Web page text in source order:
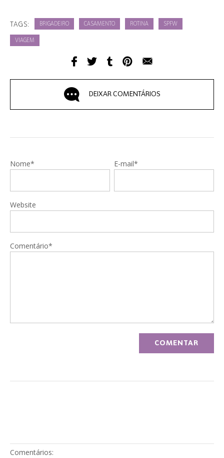
TAGS: BRIGADEIRO CASAMENTO ROTINA SPFW
VIAGEM
DEIXAR COMENTÁRIOS
Nome* E-mail*
Website
Comentário*
Comentários: